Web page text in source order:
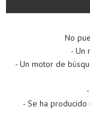
No
- Un
- Un motor de
- Se ha